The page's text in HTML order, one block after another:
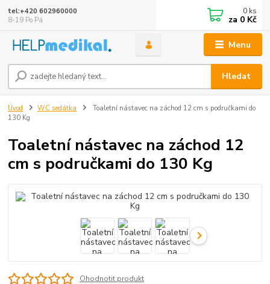
Menu
Hledat
tel:+420 602960000
8-19 Po Pá
0 ks
za 0 Kč
Úvod WC sedátka
Toaletní nástavec na záchod 12 cm s područkami do
130 Kg
Toaletní nástavec na záchod 12
cm s područkami do 130 Kg
Ohodnotit produkt